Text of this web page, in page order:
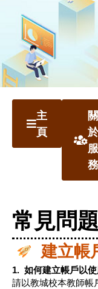
主
頁
關
於
服
務
常見問題
建立帳
1. 如何建立帳戶以使
請以教城校本教師帳